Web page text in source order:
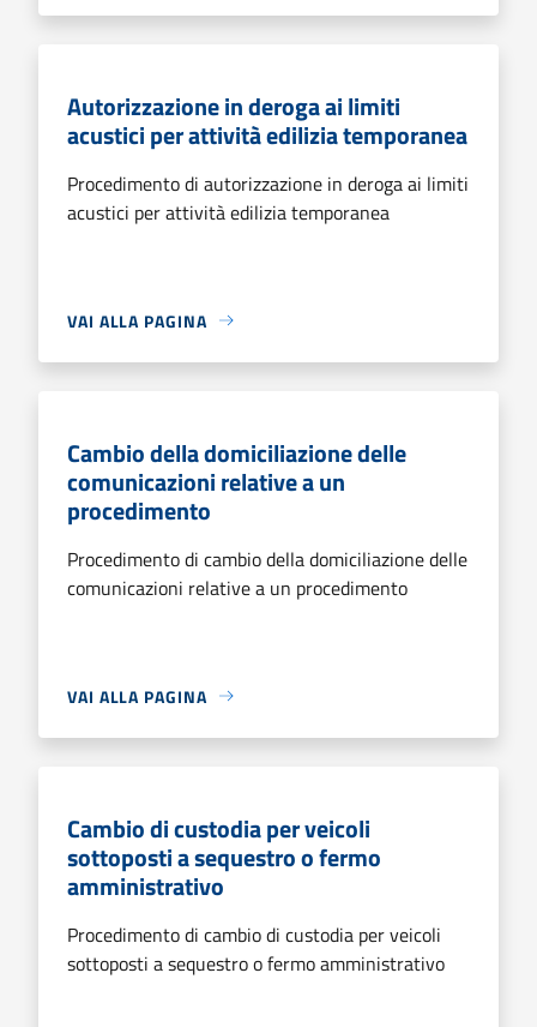
Autorizzazione in deroga ai limiti
acustici per attività edilizia temporanea
Procedimento di autorizzazione in deroga ai limiti
acustici per attività edilizia temporanea
VAI ALLA PAGINA
Cambio della domiciliazione delle
comunicazioni relative a un
procedimento
Procedimento di cambio della domiciliazione delle
comunicazioni relative a un procedimento
VAI ALLA PAGINA
Cambio di custodia per veicoli
sottoposti a sequestro o fermo
amministrativo
Procedimento di cambio di custodia per veicoli
sottoposti a sequestro o fermo amministrativo